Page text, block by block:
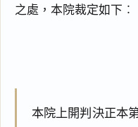
之處，本院裁定如下︰
本院上開判決正本